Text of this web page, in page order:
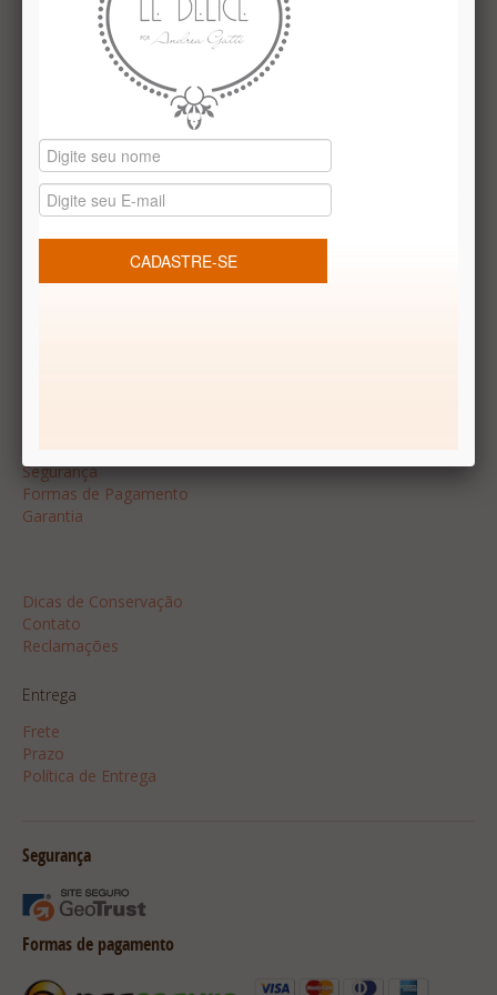
Lista de comparação
Datas especiais
Vale presentes
Segurança
Formas de Pagamento
Garantia
Dicas de Conservação
Contato
Reclamações
Entrega
Frete
Prazo
Política de Entrega
Segurança
Formas de pagamento